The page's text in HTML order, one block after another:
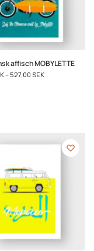
affisch MOBYLETTE
– 527,00 SEK